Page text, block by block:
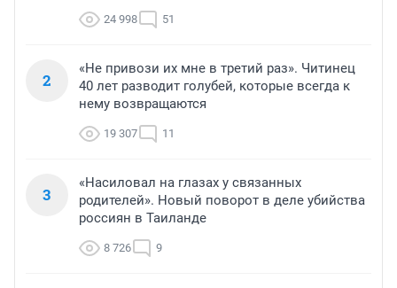
24 998 51
2
«Не привози их мне в третий раз». Читинец
40 лет разводит голубей, которые всегда к
нему возвращаются
19 307 11
3
«Насиловал на глазах у связанных
родителей». Новый поворот в деле убийства
россиян в Таиланде
8 726 9